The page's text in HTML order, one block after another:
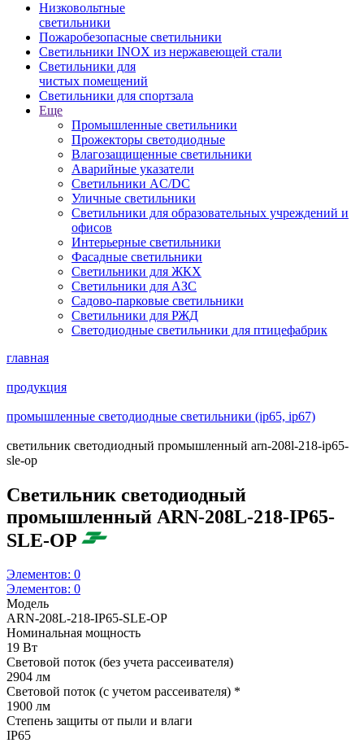
Низковольтные
светильники
Пожаробезопасные светильники
Светильники INOX из нержавеющей стали
Светильники для
чистых помещений
Светильники для спортзала
Еще
Промышленные светильники
Прожекторы светодиодные
Влагозащищенные светильники
Аварийные указатели
Светильники AC/DC
Уличные светильники
Светильники для образовательных учреждений и
офисов
Интерьерные светильники
Фасадные светильники
Светильники для ЖКХ
Светильники для АЗС
Садово-парковые светильники
Светильники для РЖД
Светодиодные светильники для птицефабрик
главная
продукция
промышленные светодиодные светильники (ip65, ip67)
светильник светодиодный промышленный arn-208l-218-ip65-
sle-op
Светильник светодиодный
промышленный ARN-208L-218-IP65-
SLE-OP
Элементов: 0
Элементов: 0
Модель
ARN-208L-218-IP65-SLE-OP
Номинальная мощность
19 Вт
Световой поток (без учета рассеивателя)
2904 лм
Световой поток (с учетом рассеивателя) *
1900 лм
Степень защиты от пыли и влаги
IP65